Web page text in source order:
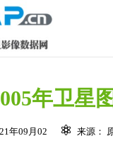
年卫星
年09月02 来源：